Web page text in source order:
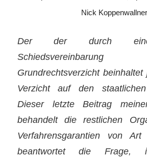
Nick Koppenwallner
Der der durch eine
Schiedsvereinbarung
Grundrechtsverzicht
Verzicht auf den staatlichen
Dieser letzte Beitrag
behandelt die restlichen
Verfahrensgarantien von
beantwortet die Frage,